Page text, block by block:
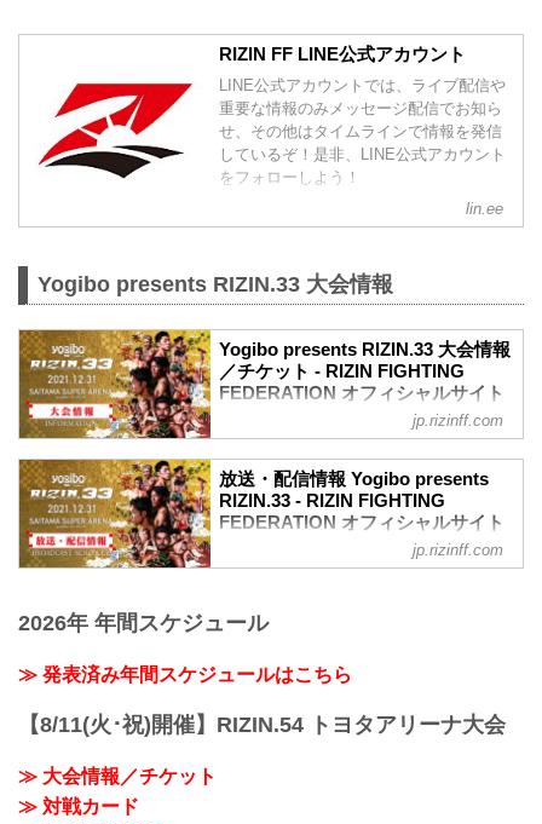
RIZIN FF LINE公式アカウント
LINE公式アカウントでは、ライブ配信や
重要な情報のみメッセージ配信でお知ら
せ、その他はタイムラインで情報を発信
しているぞ！是非、LINE公式アカウント
をフォローしよう！
lin.ee
Yogibo presents RIZIN.33 大会情報
Yogibo presents RIZIN.33 大会情報
／チケット - RIZIN FIGHTING
FEDERATION オフィシャルサイト
現状は必要ありません。
大会概要
名称
終了予定時間
※試合内容、イベント進行によって終了
ご了承ください。
jp.rizinff.com
放送・配信情報 Yogibo presents
RIZIN.33 - RIZIN FIGHTING
FEDERATION オフィシャルサイト
12月31日（金）さいたまスーパーアリー
会場に行けない方は、Exciting RIZIN、
を締めくくる格闘技の祭典 RIZIN.33を全
放送・配信スケジュール一覧
事前番組
jp.rizinff.com
2026年 年間スケジュール
≫ 発表済み年間スケジュールはこちら
【8/11(火･祝)開催】RIZIN.54 トヨタアリーナ大会
≫ 大会情報／チケット
≫ 対戦カード